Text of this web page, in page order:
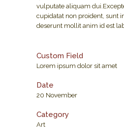
vulputate aliquam
cupidatat non proident, sunt
deserunt mollit anim id est
Custom Field
Lorem ipsum dolor sit amet
Date
20 November
Category
Art